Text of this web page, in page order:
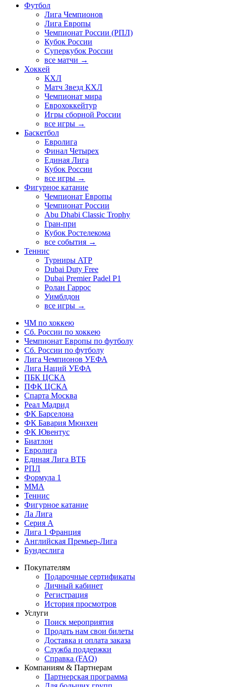
Футбол
Лига Чемпионов
Лига Европы
Чемпионат России (РПЛ)
Кубок России
Суперкубок России
все матчи →
Хоккей
КХЛ
Матч Звезд КХЛ
Чемпионат мира
Еврохоккейтур
Игры сборной России
все игры →
Баскетбол
Евролига
Финал Четырех
Единая Лига
Кубок России
все игры →
Фигурное катание
Чемпионат Европы
Чемпионат России
Abu Dhabi Classic Trophy
Гран-при
Кубок Ростелекома
все события →
Теннис
Турниры ATP
Dubai Duty Free
Dubai Premier Padel P1
Ролан Гаррос
Уимблдон
все игры →
ЧМ по хоккею
Сб. России по хоккею
Чемпионат Европы по футболу
Сб. России по футболу
Лига Чемпионов УЕФА
Лига Наций УЕФА
ПБК ЦСКА
ПФК ЦСКА
Спарта Москва
Реал Мадрид
ФК Барселона
ФК Бавария Мюнхен
ФК Ювентус
Биатлон
Евролига
Единая Лига ВТБ
РПЛ
Формула 1
MMA
Теннис
Фигурное катание
Ла Лига
Серия А
Лига 1 Франция
Английская Премьер-Лига
Бундеслига
Покупателям
Подарочные сертификаты
Личный кабинет
Регистрация
История просмотров
Услуги
Поиск мероприятия
Продать нам свои билеты
Доставка и оплата заказа
Служба поддержки
Справка (FAQ)
Компаниям & Партнерам
Партнерская программа